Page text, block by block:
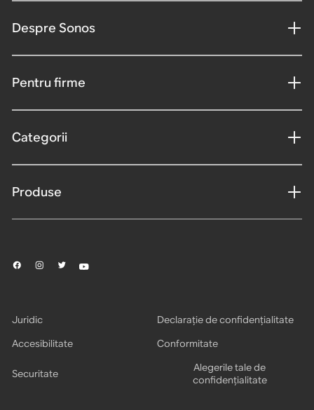
Despre Sonos
Pentru firme
Categorii
Produse
Juridic
Declarație de confidențialitate
Accesibilitate
Conformitate
Securitate
Alegerile tale de
confidențialitate